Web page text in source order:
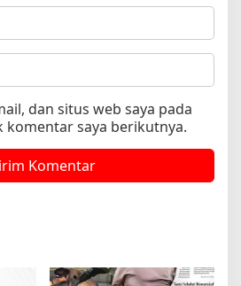
dan situs web saya pada
saya berikutnya.